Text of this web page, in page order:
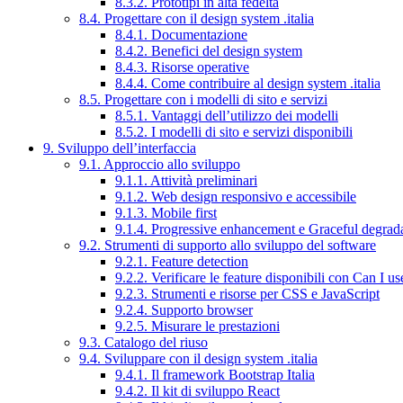
8.4. Progettare con il design system .italia
8.4.1. Documentazione
8.4.2. Benefici del design system
8.4.3. Risorse operative
8.4.4. Come contribuire al design system .italia
8.5. Progettare con i modelli di sito e servizi
8.5.1. Vantaggi dell’utilizzo dei modelli
8.5.2. I modelli di sito e servizi disponibili
9. Sviluppo dell’interfaccia
9.1. Approccio allo sviluppo
9.1.1. Attività preliminari
9.1.2. Web design responsivo e accessibile
9.1.3. Mobile first
9.1.4. Progressive enhancement e Graceful
9.2. Strumenti di supporto allo sviluppo del software
9.2.1. Feature detection
9.2.2. Verificare le feature disponibili con Can I
9.2.3. Strumenti e risorse per CSS e JavaScript
9.2.4. Supporto browser
9.2.5. Misurare le prestazioni
9.3. Catalogo del riuso
9.4. Sviluppare con il design system .italia
9.4.1. Il framework Bootstrap Italia
9.4.2. Il kit di sviluppo React